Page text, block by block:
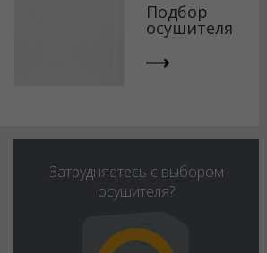
Подбор
осушителя
Затрудняетесь с выбором
осушителя?